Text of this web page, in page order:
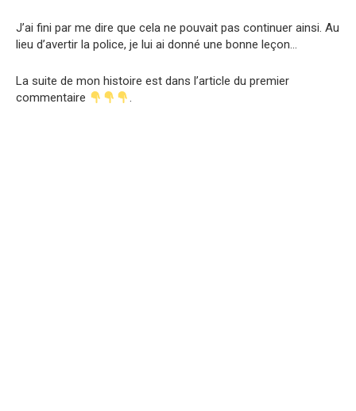
J’ai fini par me dire que cela ne pouvait pas continuer ainsi. Au
lieu d’avertir la police, je lui ai donné une bonne leçon…
La suite de mon histoire est dans l’article du premier
commentaire
.